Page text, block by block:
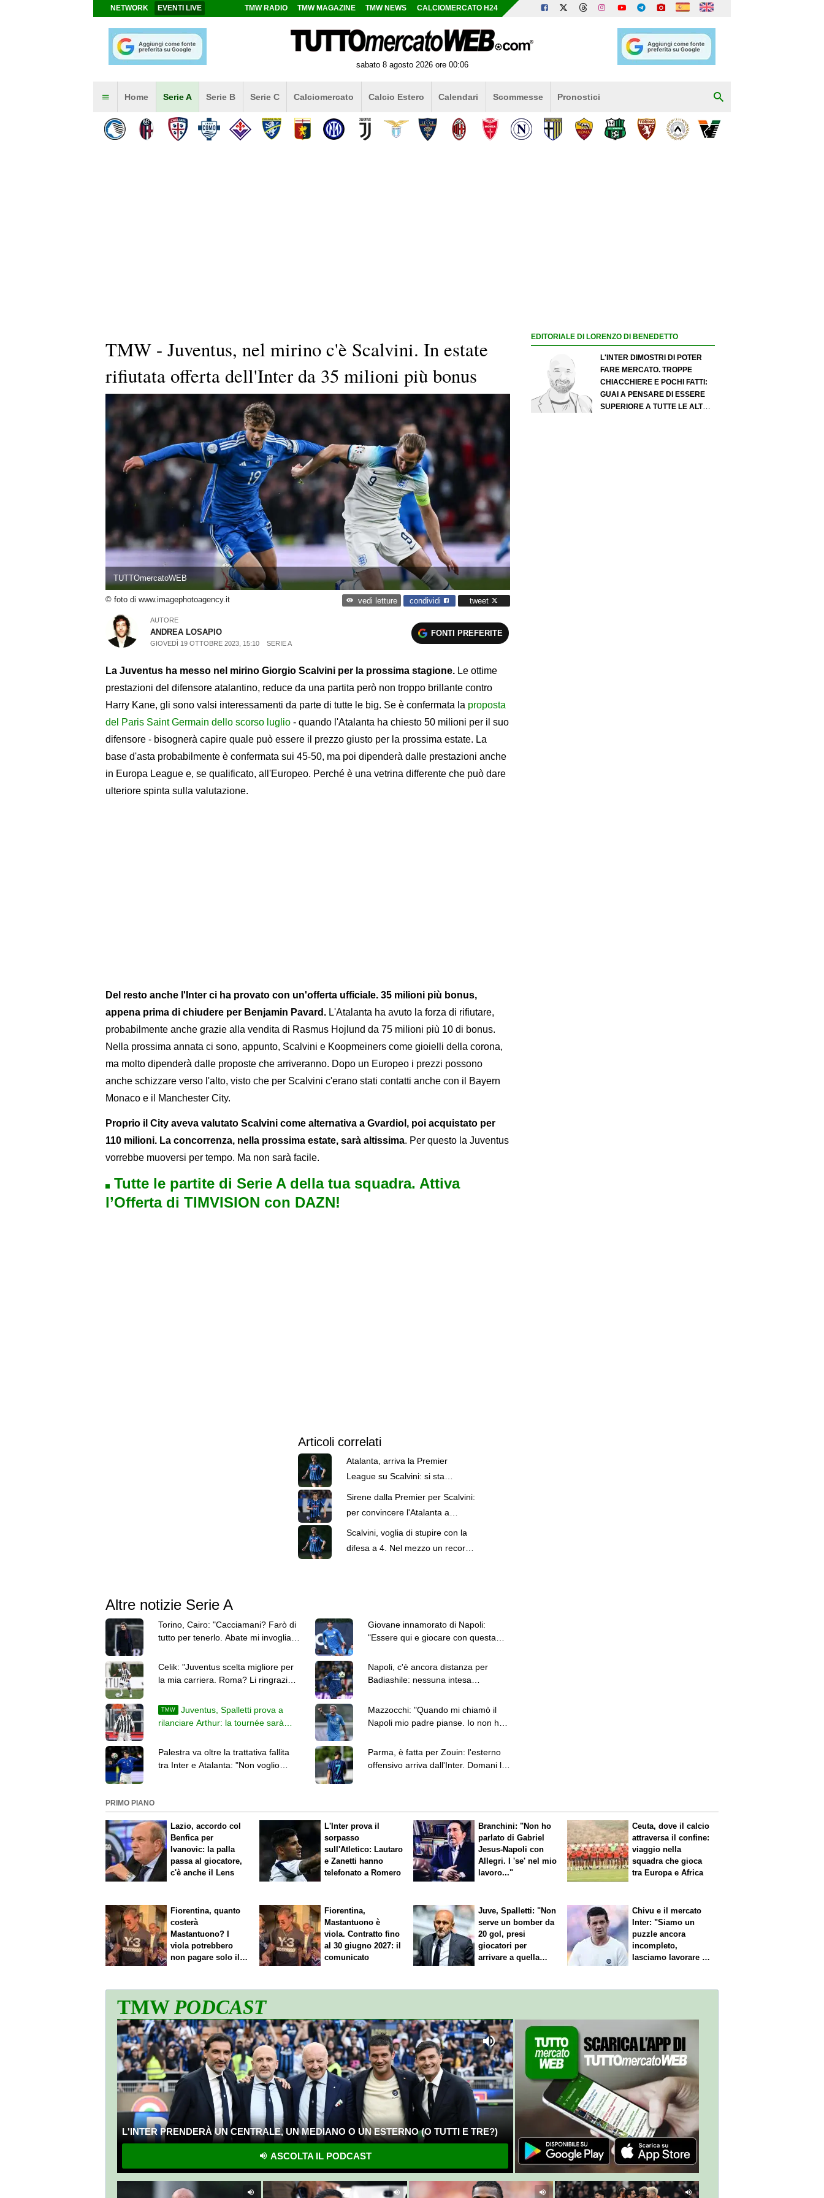
NETWORK EVENTI LIVE TMW RADIO TMW MAGAZINE TMW NEWS CALCIOMERCATO H24
sabato 8 agosto 2026 ore 00:06
Home Serie A Serie B Serie C Calciomercato Calcio Estero Calendari Scommesse Pronostici
TMW - Juventus, nel mirino c'è Scalvini. In estate
rifiutata offerta dell'Inter da 35 milioni più bonus
TUTTOmercatoWEB
© foto di www.imagephotoagency.it vedi letture condividi tweet
AUTORE
ANDREA LOSAPIO
GIOVEDÌ 19 OTTOBRE 2023, 15:10 SERIE A
FONTI PREFERITE
La Juventus ha messo nel mirino Giorgio Scalvini per la prossima stagione. Le ottime
prestazioni del difensore atalantino, reduce da una partita però non troppo brillante contro
Harry Kane, gli sono valsi interessamenti da parte di tutte le big. Se è confermata la proposta
del Paris Saint Germain dello scorso luglio - quando l'Atalanta ha chiesto 50 milioni per il suo
difensore - bisognerà capire quale può essere il prezzo giusto per la prossima estate. La
base d'asta probabilmente è confermata sui 45-50, ma poi dipenderà dalle prestazioni anche
in Europa League e, se qualificato, all'Europeo. Perché è una vetrina differente che può dare
ulteriore spinta sulla valutazione.
Del resto anche l'Inter ci ha provato con un'offerta ufficiale. 35 milioni più bonus,
appena prima di chiudere per Benjamin Pavard. L'Atalanta ha avuto la forza di rifiutare,
probabilmente anche grazie alla vendita di Rasmus Hojlund da 75 milioni più 10 di bonus.
Nella prossima annata ci sono, appunto, Scalvini e Koopmeiners come gioielli della corona,
ma molto dipenderà dalle proposte che arriveranno. Dopo un Europeo i prezzi possono
anche schizzare verso l'alto, visto che per Scalvini c'erano stati contatti anche con il Bayern
Monaco e il Manchester City.
Proprio il City aveva valutato Scalvini come alternativa a Gvardiol, poi acquistato per
110 milioni. La concorrenza, nella prossima estate, sarà altissima. Per questo la Juventus
vorrebbe muoversi per tempo. Ma non sarà facile.
Tutte le partite di Serie A della tua squadra. Attiva
l’Offerta di TIMVISION con DAZN!
Articoli correlati
Atalanta, arriva la Premier
League su Scalvini: si sta
Sirene dalla Premier per Scalvini:
per convincere l'Atalanta a
trattare servono 50 milioni
Scalvini, voglia di stupire con la
difesa a 4. Nel mezzo un record
Altre notizie Serie A
Torino, Cairo: "Cacciamani? Farò di
tutto per tenerlo. Abate mi invoglia a
Giovane innamorato di Napoli:
"Essere qui e giocare con questa
Celik: "Juventus scelta migliore per
la mia carriera. Roma? Li ringrazio,
Napoli, c'è ancora distanza per
Badiashile: nessuna intesa
TMW
Juventus, Spalletti prova a
rilanciare Arthur: la tournée sarà
Mazzocchi: "Quando mi chiamò il
Napoli mio padre pianse. Io non ho
Palestra va oltre la trattativa fallita
tra Inter e Atalanta: "Non voglio
Parma, è fatta per Zouin: l'esterno
offensivo arriva dall'Inter. Domani le
EDITORIALE DI LORENZO DI BENEDETTO
L'INTER DIMOSTRI DI POTER
FARE MERCATO. TROPPE
CHIACCHIERE E POCHI FATTI:
GUAI A PENSARE DI ESSERE
SUPERIORE A TUTTE LE ALTRE
PRIMO PIANO
Lazio, accordo col
Benfica per
Ivanovic: la palla
passa al giocatore,
c'è anche il Lens
L'Inter prova il
sorpasso
sull'Atletico: Lautaro
e Zanetti hanno
telefonato a Romero
Branchini: "Non ho
parlato di Gabriel
Jesus-Napoli con
Allegri. I 'se' nel mio
lavoro..."
Ceuta, dove il calcio
attraversa il confine:
viaggio nella
squadra che gioca
tra Europa e Africa
Fiorentina, quanto
costerà
Mastantuono? I
viola potrebbero
non pagare solo il
Fiorentina,
Mastantuono è
viola. Contratto fino
al 30 giugno 2027: il
comunicato
Juve, Spalletti: "Non
serve un bomber da
20 gol, presi
giocatori per
arrivare a quella
Chivu e il mercato
Inter: "Siamo un
puzzle ancora
incompleto,
lasciamo lavorare i
TMWPODCAST
L'INTER PRENDERÀ UN CENTRALE, UN MEDIANO O UN ESTERNO (O TUTTI E TRE?)
ASCOLTA IL PODCAST